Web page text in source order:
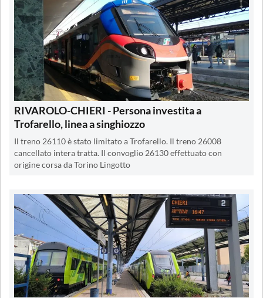
RIVAROLO-CHIERI - Persona investita a
Trofarello, linea a singhiozzo
Il treno 26110 è stato limitato a Trofarello. Il treno 26008
cancellato intera tratta. Il convoglio 26130 effettuato con
origine corsa da Torino Lingotto